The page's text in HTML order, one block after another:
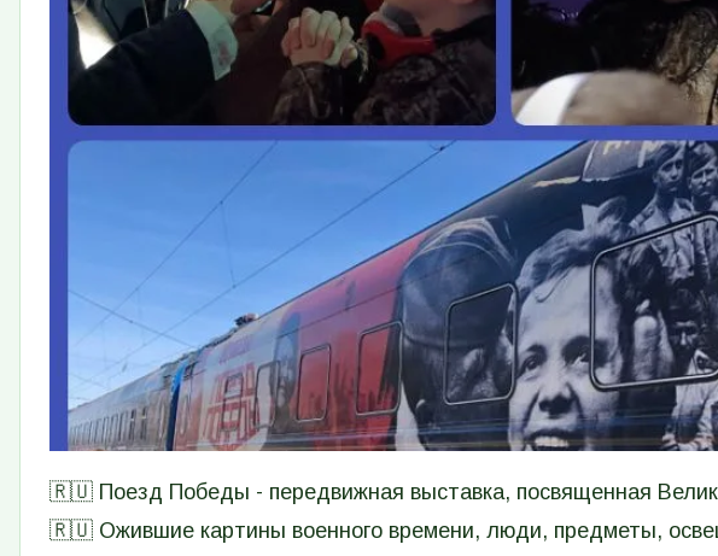
🇷🇺 Поезд Победы - передвижная выставка, посвященная
🇷🇺 Ожившие картины военного времени, люди, предметы,